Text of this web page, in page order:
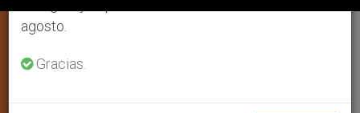
Intervención del teólogo indio en el
CULTURA
agosto.
Gracias.